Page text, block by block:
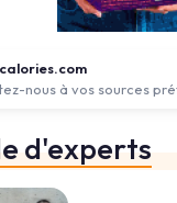
nous à vos sources
d'experts